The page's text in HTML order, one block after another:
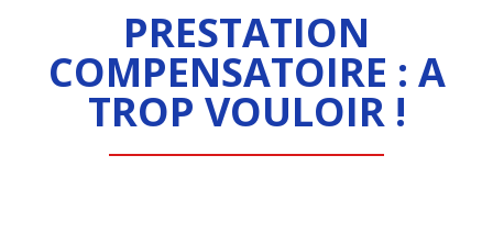
PRESTATION
COMPENSATOIRE : A
TROP VOULOIR !